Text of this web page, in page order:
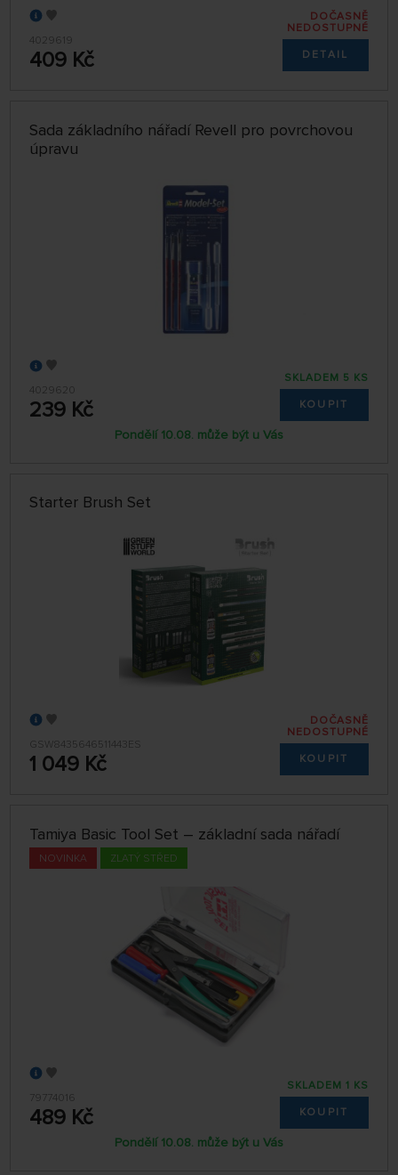
4029619
409 Kč
DOČASNĚ
NEDOSTUPNÉ
DETAIL
Sada základního nářadí Revell pro povrchovou
úpravu
4029620
239 Kč
SKLADEM 5 KS
KOUPIT
Pondělí 10.08. může být u Vás
Starter Brush Set
GSW8435646511443ES
1 049 Kč
DOČASNĚ
NEDOSTUPNÉ
KOUPIT
Tamiya Basic Tool Set – základní sada nářadí
NOVINKA ZLATÝ STŘED
79774016
489 Kč
SKLADEM 1 KS
KOUPIT
Pondělí 10.08. může být u Vás